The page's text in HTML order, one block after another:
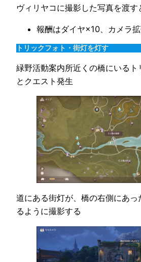
ヴィリヤコに撮影した写真を渡す
報酬はダイヤ×10、カメラ
トリックフォト・街灯を灯す
緑野活動案内所近くの橋にいるト
とクエスト発生
道にある街灯が、橋の右側にあっ
るように撮影する